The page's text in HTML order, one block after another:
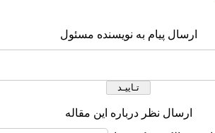
ارسال پیام به نویسنده مسئول
ارسال نظر درباره این مقاله